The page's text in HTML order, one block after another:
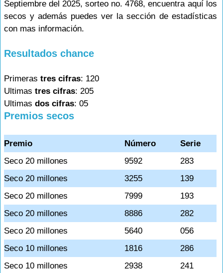
Septiembre del 2025, sorteo no. 4768, encuentra aquí los
secos y además puedes ver la sección de estadísticas
con mas información.
Resultados chance
Primeras tres cifras: 120
Ultimas tres cifras: 205
Ultimas dos cifras: 05
Premios secos
Premio Número
Serie
Seco 20 millones
9592
283
Seco 20 millones
3255
139
Seco 20 millones
7999
193
Seco 20 millones
8886
282
Seco 20 millones
5640
056
Seco 10 millones
1816
286
Seco 10 millones
2938
241